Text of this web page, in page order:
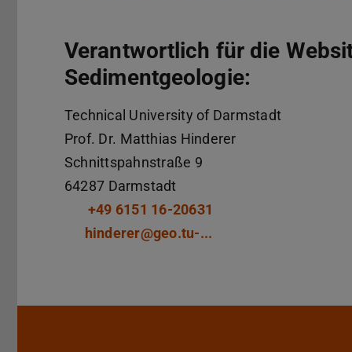
Verantwortlich für die
Sedimentgeologie:
Technical University of Darmstadt
Prof. Dr. Matthias Hinderer
Schnittspahnstraße 9
64287 Darmstadt
+49 6151 16-20631
hinderer@geo.tu-...